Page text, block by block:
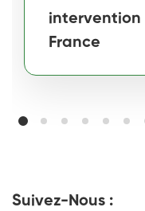
France
Suivez-Nous :